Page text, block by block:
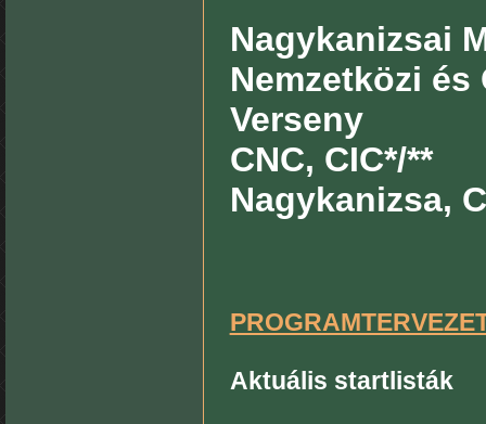
Nagykanizsai
Nemzetközi
Verseny
CNC, CIC*/**
Nagykanizsa,
Aktuális startlisták